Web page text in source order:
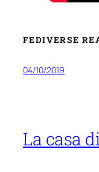
FEDIVERSE
04/10/2019
La casa